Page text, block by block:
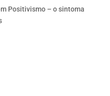
Positivismo – o sintoma